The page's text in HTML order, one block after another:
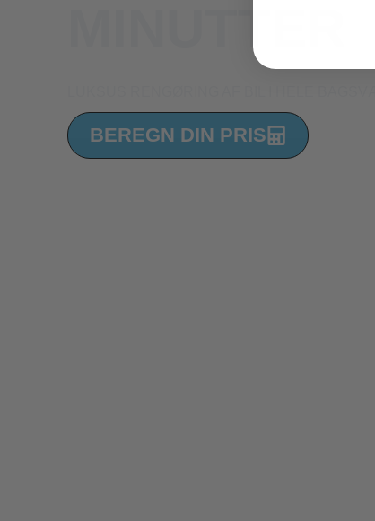
BEREGN DIN PRIS